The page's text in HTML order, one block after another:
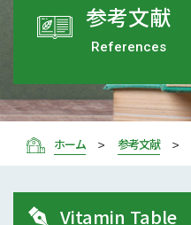
参考文献
References
ホーム 参考文献
Vitamin Table